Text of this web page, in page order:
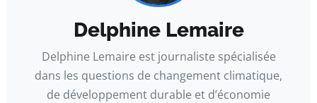
Delphine Lemaire
Delphine Lemaire est journaliste spécialisée
dans les questions de changement climatique,
de développement durable et d’économie